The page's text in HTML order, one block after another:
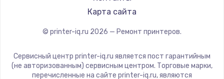
Установка / подключение / демонтаж
1300 руб.
Прошивка
Карта сайта
© printer-iq.ru 2026 — Ремонт принтеров.
Сервисный центр printer-iq.ru является пост гарантийным
(не авторизованным) сервисным центром. Торговые марки,
перечисленные на сайте printer-iq.ru, являются